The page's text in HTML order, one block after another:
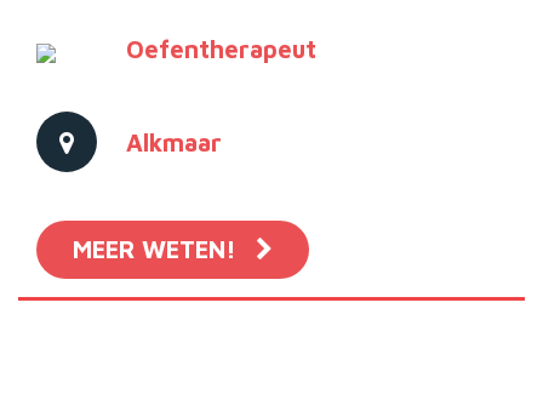
Oefentherapeut
Alkmaar
MEER WETEN!